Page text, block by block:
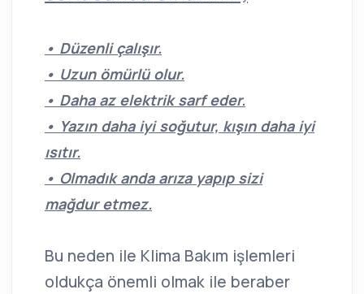
• Düzenli çalışır.
• Uzun ömürlü olur.
• Daha az elektrik sarf eder.
• Yazın daha iyi soğutur, kışın daha iyi
ısıtır.
• Olmadık anda arıza yapıp sizi
mağdur etmez.
Bu neden ile Klima Bakım işlemleri
oldukça önemli olmak ile beraber